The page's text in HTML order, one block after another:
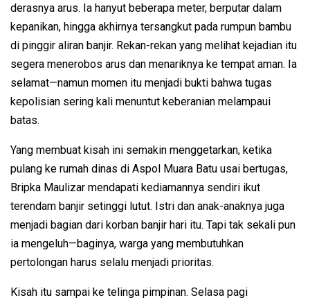
derasnya arus. Ia hanyut beberapa meter, berputar dalam
kepanikan, hingga akhirnya tersangkut pada rumpun bambu
di pinggir aliran banjir. Rekan-rekan yang melihat kejadian itu
segera menerobos arus dan menariknya ke tempat aman. Ia
selamat—namun momen itu menjadi bukti bahwa tugas
kepolisian sering kali menuntut keberanian melampaui
batas.
Yang membuat kisah ini semakin menggetarkan, ketika
pulang ke rumah dinas di Aspol Muara Batu usai bertugas,
Bripka Maulizar mendapati kediamannya sendiri ikut
terendam banjir setinggi lutut. Istri dan anak-anaknya juga
menjadi bagian dari korban banjir hari itu. Tapi tak sekali pun
ia mengeluh—baginya, warga yang membutuhkan
pertolongan harus selalu menjadi prioritas.
Kisah itu sampai ke telinga pimpinan. Selasa pagi